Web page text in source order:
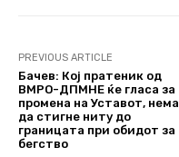
PREVIOUS ARTICLE
Бачев: Кој пратеник од
ВМРО-ДПМНЕ ќе гласа за
промена на Уставот, нема
да стигне ниту до
границата при обидот за
бегство